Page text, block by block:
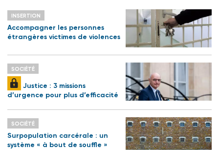
INSERTION
Accompagner les personnes
étrangères victimes de violences
SOCIÉTÉ
Justice : 3 missions
d’urgence pour plus d’efficacité
SOCIÉTÉ
Surpopulation carcérale : un
système « à bout de souffle »